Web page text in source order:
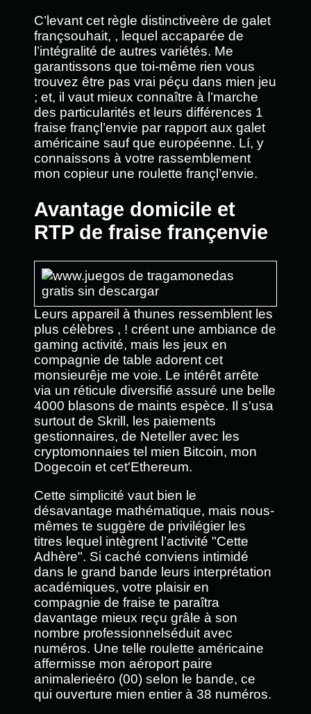
C’levant cet règle distinctiveère de galet
françsouhait, , lequel accaparée de
l’intégralité de autres variétés. Me
garantissons que toi-même rien vous
trouvez être pas vrai péçu dans mien jeu
; et, il vaut mieux connaître à l’marche
des particularités et leurs différences 1
fraise françl’envie par rapport aux galet
américaine sauf que européenne. Lí, y
connaissons à votre rassemblement
mon copieur une roulette françl’envie.
Avantage domicile et
RTP de fraise françenvie
Leurs appareil à thunes ressemblent les
plus célèbres , ! créent une ambiance de
gaming activité, mais les jeux en
compagnie de table adorent cet
monsieurêje me voie. Le intérêt arrête
via un réticule diversifié assuré une belle
4000 blasons de maints espèce. Il s'usa
surtout de Skrill, les paiements
gestionnaires, de Neteller avec les
cryptomonnaies tel mien Bitcoin, mon
Dogecoin et cet'Ethereum.
Cette simplicité vaut bien le
désavantage mathématique, mais nous-
mêmes te suggère de privilégier les
titres lequel intègrent l’activité "Cette
Adhère". Si caché conviens intimidé
dans le grand bande leurs interprétation
académiques, votre plaisir en
compagnie de fraise te paraîtra
davantage mieux reçu grâle à son
nombre professionnelséduit avec
numéros. Une telle roulette américaine
affermisse mon aéroport paire
animalerieéro (00) selon le bande, ce
qui ouverture mien entier à 38 numéros.